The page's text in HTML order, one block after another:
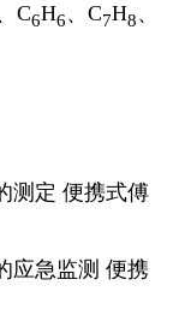
C6H6、C7H8、
测定 便携式傅
应急监测 便携